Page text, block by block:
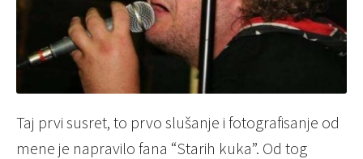
Taj prvi susret, to prvo slušanje i fotografisanje od
mene je napravilo fana “Starih kuka”. Od tog